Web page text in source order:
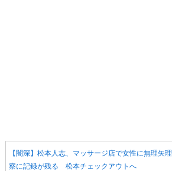
【闇深】松本人志、マッサージ店で女性に無理矢
察に記録が残る 松本チェックアウトへ